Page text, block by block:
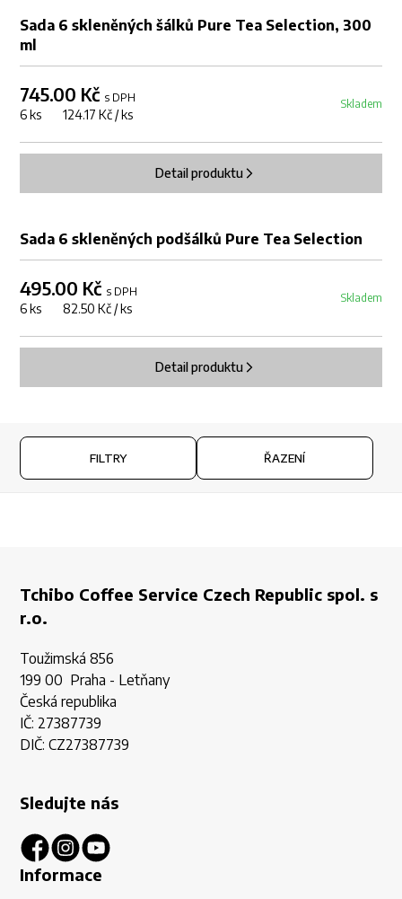
Sada 6 skleněných šálků Pure Tea Selection, 300
ml
745.00 Kč s DPH
6 ks 124.17 Kč / ks
Skladem
Detail produktu
Sada 6 skleněných podšálků Pure Tea Selection
495.00 Kč s DPH
6 ks 82.50 Kč / ks
Skladem
Detail produktu
FILTRY ŘAZENÍ
Tchibo Coffee Service Czech Republic spol. s
r.o.
Toužimská 856
199 00 Praha - Letňany
Česká republika
IČ: 27387739
DIČ: CZ27387739
Sledujte nás
Informace